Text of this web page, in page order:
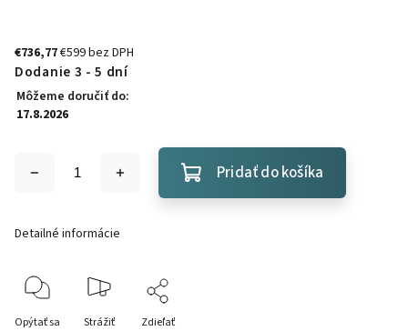
€736,77€599 bez DPH
Dodanie 3 - 5 dní
Môžeme doručiť do:
17.8.2026
Pridať do košíka
Detailné informácie
Opýtať sa Strážiť Zdieľať